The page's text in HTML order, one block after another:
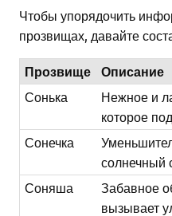
Чтобы упорядочить
прозвищах, давайте
Прозвище Описание
Сонька
Нежное и
которое
Сонечка
солнечный
Соняша
Забавное
вызывает